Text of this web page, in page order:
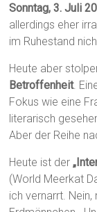
Sonntag, 3. Juli
allerdings eher
im Ruhestand
Heute aber
Betroffenheit.
Fokus wie eine
literarisch
Aber der Reihe
Heute ist der
(World Meerkat
ich vernarrt.